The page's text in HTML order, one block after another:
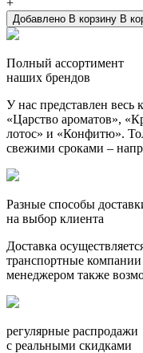
Добавлено В корзину В
Полный ассортимент
наших брендов
У нас представлен весь
«Царство ароматов»,
лотос» и «Конфитю».
свежими сроками –
Разные способы
на выбор клиента
Доставка
транспортные
менеджером также
регулярные распродажи
с реальными скидками